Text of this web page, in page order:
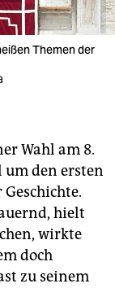
Themen der
Wahl am 8.
um den ersten
hielt
wirkte
doch
zu seinem